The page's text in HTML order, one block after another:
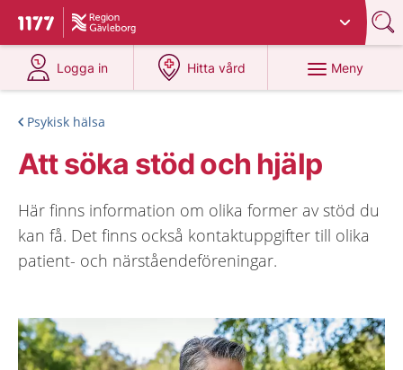
Till startsidan för 1177
Du har valt region
Logga in
på 1177.se
Hitta vård
på 1177.se
Meny
Psykisk hälsa
Att söka stöd och hjälp
Här finns information om olika former av stöd du
kan få. Det finns också kontaktuppgifter till olika
patient- och närståendeföreningar.